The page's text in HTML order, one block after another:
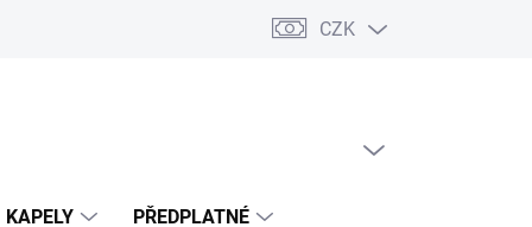
CZK
KAPELY PŘEDPLATNÉ